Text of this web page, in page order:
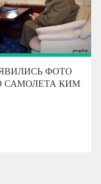
ФОТО
САМОЛЕТА КИМ